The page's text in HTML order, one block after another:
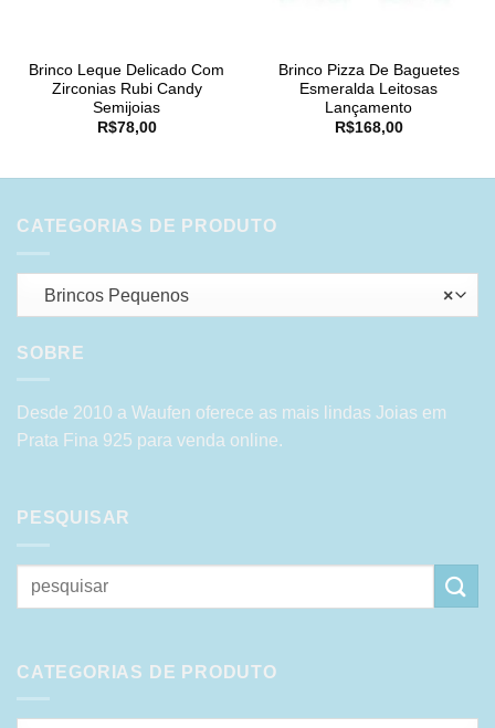
Brinco Leque Delicado Com
Zirconias Rubi Candy
Semijoias
R$78,00
Brinco Pizza De Baguetes
Esmeralda Leitosas
Lançamento
R$168,00
CATEGORIAS DE PRODUTO
×
Brincos Pequenos
SOBRE
Desde 2010 a Waufen oferece as mais lindas Joias em
Prata Fina 925 para venda online.
PESQUISAR
Pesquisar
por:
CATEGORIAS DE PRODUTO